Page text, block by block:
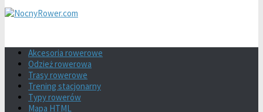
Akcesoria rowerowe
Odzież rowerowa
Trasy rowerowe
Trening stacjonarny
Typy rowerów
Mapa HTML